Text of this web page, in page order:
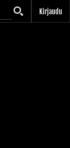
Kirjaudu